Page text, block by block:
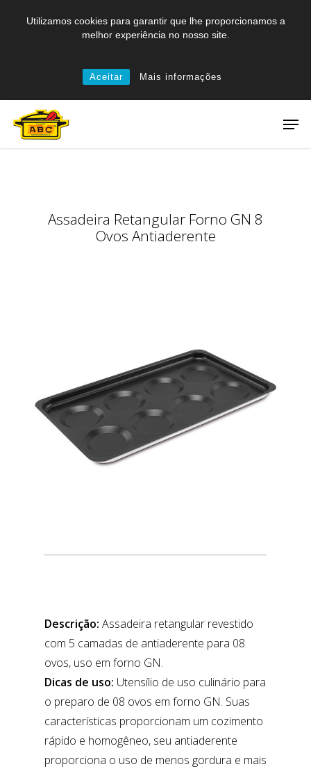
Utilizamos cookies para garantir que lhe proporcionamos a
melhor experiência no nosso site.
Aceitar Mais informações
Assadeira Retangular Forno GN 8
Ovos Antiaderente
Descrição: Assadeira retangular revestido
com 5 camadas de antiaderente para 08
ovos, uso em forno GN.
Dicas de uso: Utensílio de uso culinário para
o preparo de 08 ovos em forno GN. Suas
características proporcionam um cozimento
rápido e homogêneo, seu antiaderente
proporciona o uso de menos gordura e mais